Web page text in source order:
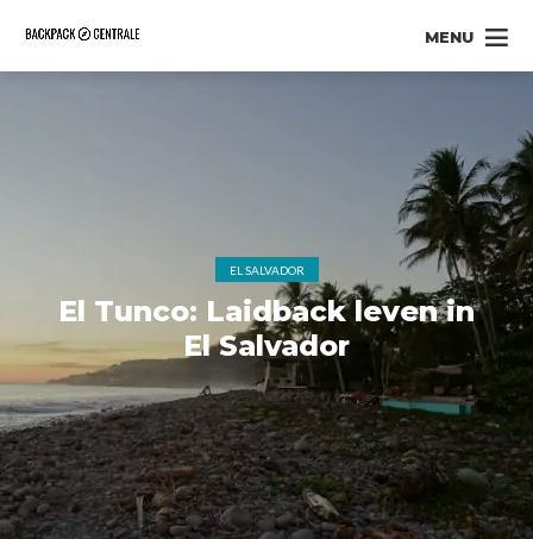
MENU
EL SALVADOR
El Tunco: Laidback leven in
El Salvador